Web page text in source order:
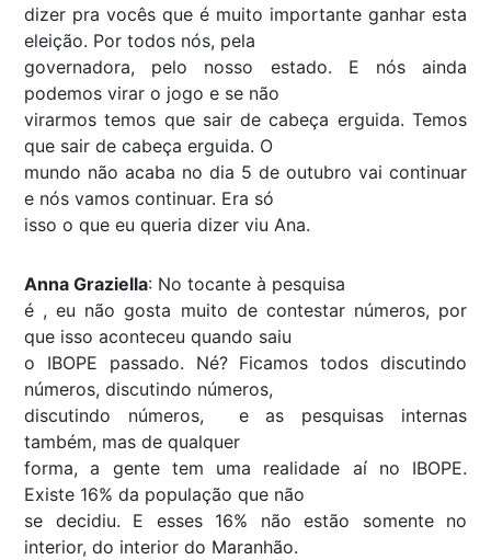
dizer pra vocês que é muito importante ganhar esta
eleição. Por todos nós, pela
governadora, pelo nosso estado. E nós ainda
podemos virar o jogo e se não
virarmos temos que sair de cabeça erguida. Temos
que sair de cabeça erguida. O
mundo não acaba no dia 5 de outubro vai continuar
e nós vamos continuar. Era só
isso o que eu queria dizer viu Ana.
Anna Graziella: No tocante à pesquisa
é , eu não gosta muito de contestar números, por
que isso aconteceu quando saiu
o IBOPE passado. Né? Ficamos todos discutindo
números, discutindo números,
discutindo números, e as pesquisas internas
também, mas de qualquer
forma, a gente tem uma realidade aí no IBOPE.
Existe 16% da população que não
se decidiu. E esses 16% não estão somente no
interior, do interior do Maranhão.